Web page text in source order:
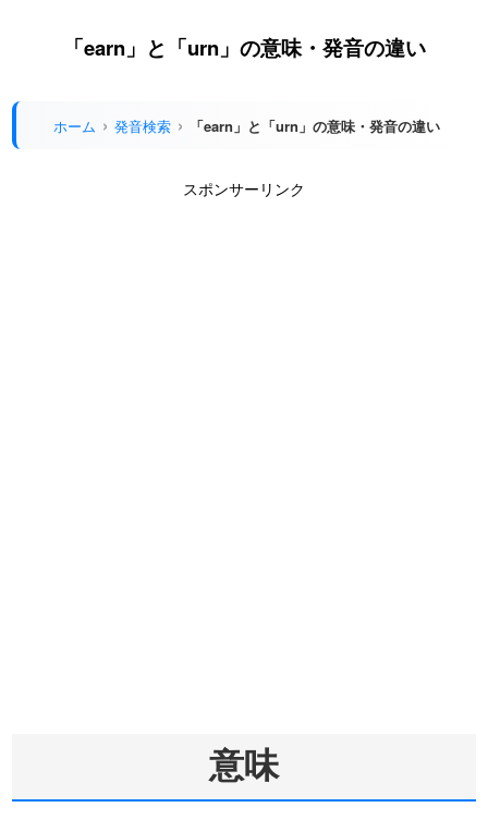
「earn」と「urn」の意味・発音の違い
ホーム 発音検索 「earn」と「urn」の意味・発音の違い
スポンサーリンク
意味